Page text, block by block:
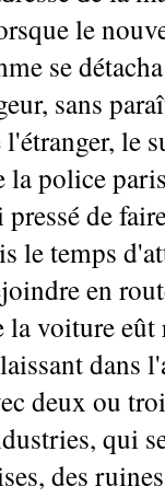
le
se
sans
le
la police
de
le temps
en
la voiture
dans
deux ou
qui
des